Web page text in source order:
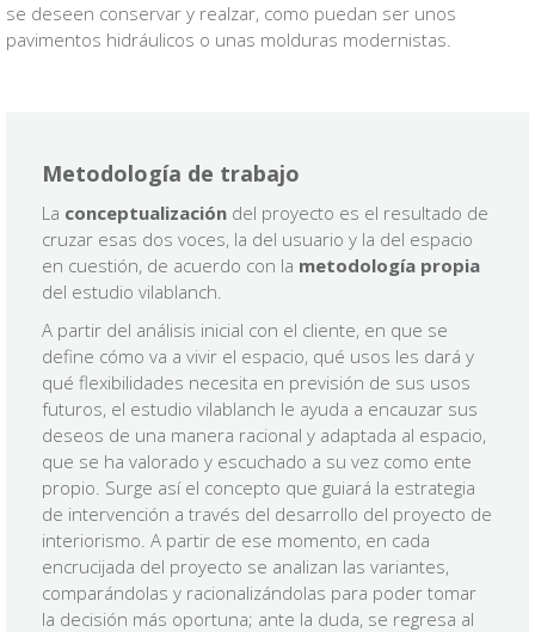
se deseen conservar y realzar, como puedan ser unos
pavimentos hidráulicos o unas molduras modernistas.
Metodología de trabajo
La conceptualización del proyecto es el resultado de
cruzar esas dos voces, la del usuario y la del espacio
en cuestión, de acuerdo con la metodología propia
del estudio vilablanch.
A partir del análisis inicial con el cliente, en que se
define cómo va a vivir el espacio, qué usos les dará y
qué flexibilidades necesita en previsión de sus usos
futuros, el estudio vilablanch le ayuda a encauzar sus
deseos de una manera racional y adaptada al espacio,
que se ha valorado y escuchado a su vez como ente
propio. Surge así el concepto que guiará la estrategia
de intervención a través del desarrollo del proyecto de
interiorismo. A partir de ese momento, en cada
encrucijada del proyecto se analizan las variantes,
comparándolas y racionalizándolas para poder tomar
la decisión más oportuna; ante la duda, se regresa al